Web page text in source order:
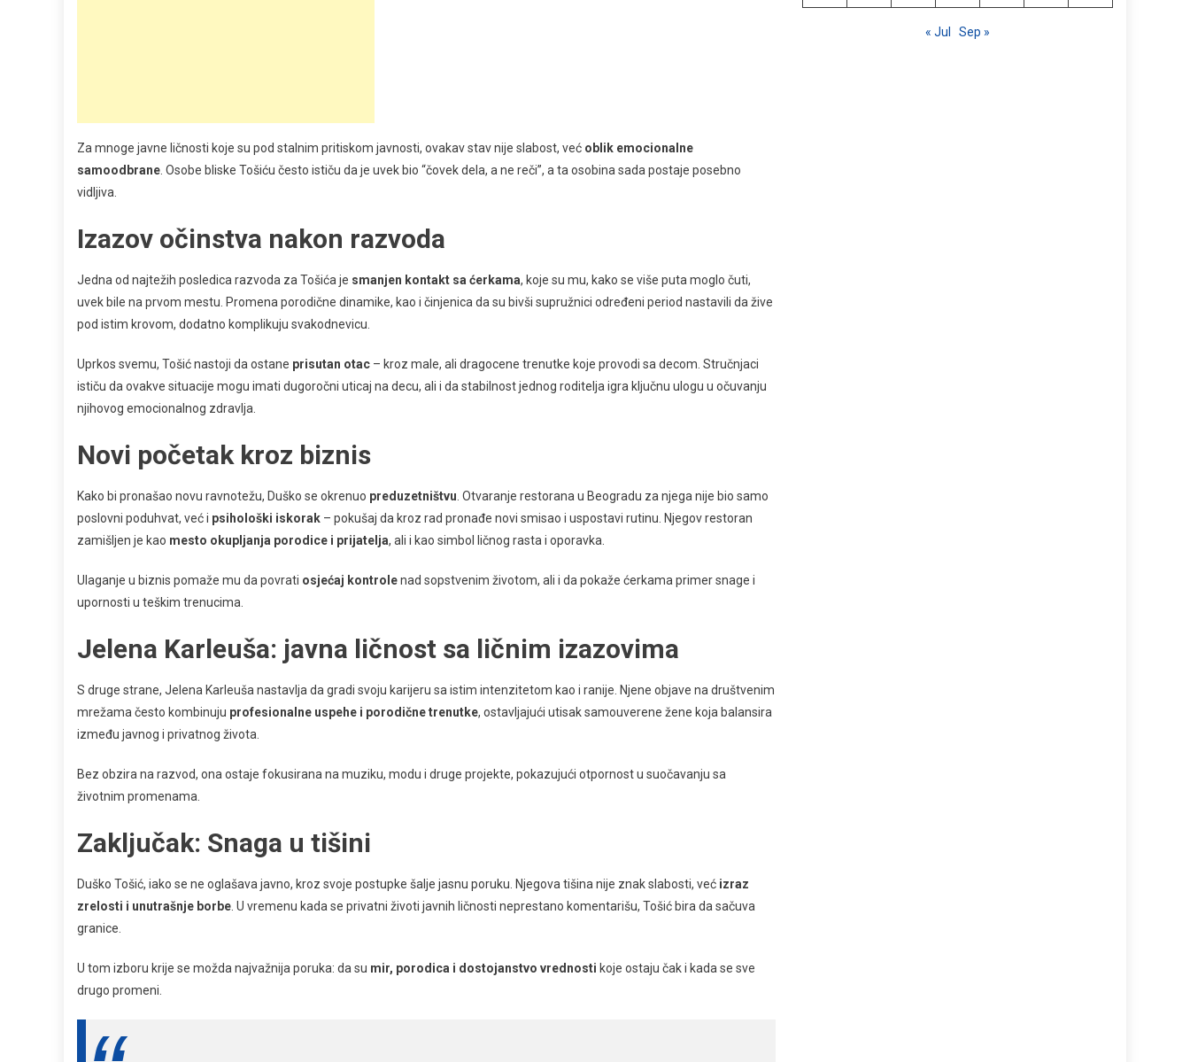
Za mnoge javne ličnosti koje su pod stalnim pritiskom javnosti, ovakav stav nije slabost, već oblik emocionalne
samoodbrane . Osobe bliske Tošiću često ističu da je uvek bio “čovek dela, a ne reči”, a ta osobina sada postaje posebno
vidljiva.
Izazov očinstva nakon razvoda
Jedna od najtežih posledica razvoda za Tošića je smanjen kontakt sa ćerkama, koje su mu, kako se više puta moglo čuti,
uvek bile na prvom mestu. Promena porodične dinamike, kao i činjenica da su bivši supružnici određeni period nastavili da žive
pod istim krovom, dodatno komplikuju svakodnevicu.
Uprkos svemu, Tošić nastoji da ostane prisutan otac – kroz male, ali dragocene trenutke koje provodi sa decom. Stručnjaci
ističu da ovakve situacije mogu imati dugoročni uticaj na decu, ali i da stabilnost jednog roditelja igra ključnu ulogu u očuvanju
njihovog emocionalnog zdravlja.
Novi početak kroz biznis
Kako bi pronašao novu ravnotežu, Duško se okrenuo preduzetništvu . Otvaranje restorana u Beogradu za njega nije bio samo
poslovni poduhvat, već i psihološki iskorak – pokušaj da kroz rad pronađe novi smisao i uspostavi rutinu. Njegov restoran
zamišljen je kao mesto okupljanja porodice i prijatelja, ali i kao simbol ličnog rasta i oporavka.
Ulaganje u biznis pomaže mu da povrati osjećaj kontrolenad sopstvenim životom, ali i da pokaže ćerkama primer snage i
upornosti u teškim trenucima.
Jelena Karleuša: javna ličnost sa ličnim izazovima
S druge strane, Jelena Karleuša nastavlja da gradi svoju karijeru sa istim intenzitetom kao i ranije. Njene objave na društvenim
mrežama često kombinuju profesionalne uspehe i porodične trenutke, ostavljajući utisak samouverene žene koja balansira
između javnog i privatnog života.
Bez obzira na razvod, ona ostaje fokusirana na muziku, modu i druge projekte, pokazujući otpornost u suočavanju sa
životnim promenama.
Zaključak: Snaga u tišini
Duško Tošić, iako se ne oglašava javno, kroz svoje postupke šalje jasnu poruku. Njegova tišina nije znak slabosti, već izraz
zrelosti i unutrašnje borbe . U vremenu kada se privatni životi javnih ličnosti neprestano komentarišu, Tošić bira da sačuva
granice.
U tom izboru krije se možda najvažnija poruka: da su mir, porodica i dostojanstvo vrednosti koje ostaju čak i kada se sve
drugo promeni.
« Jul Sep »